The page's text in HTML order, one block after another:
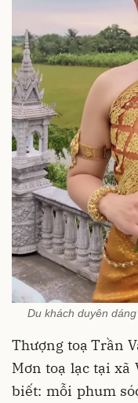
Du khách duyên
Thượng toạ Trần
Mơn toạ lạc tại
biết: mỗi phum